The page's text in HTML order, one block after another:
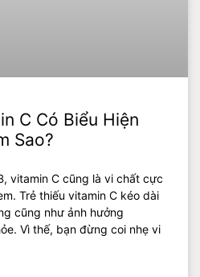
C Có Biểu Hiện
Sao?
vitamin C cũng là vi chất cực
Trẻ thiếu vitamin C kéo dài
cũng như ảnh hưởng
Vì thế, bạn đừng coi nhẹ vi